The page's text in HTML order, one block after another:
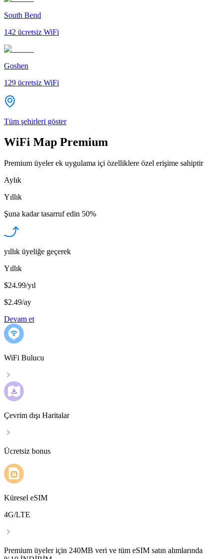
South Bend
142 ücretsiz WiFi
Goshen
129 ücretsiz WiFi
Tüm şehirleri göster
WiFi Map Premium
Premium üyeler ek uygulama içi özelliklere özel erişime sahiptir
Aylık
Yıllık
Şuna kadar tasarruf edin 50%
yıllık üyeliğe geçerek
Yıllık
$24.99/yıl
$2.49/ay
Devam et
WiFi Bulucu
Çevrim dışı Haritalar
Ücretsiz bonus
Küresel eSIM
4G/LTE
Premium üyeler için 240MB veri ve tüm eSIM satın alımlarında